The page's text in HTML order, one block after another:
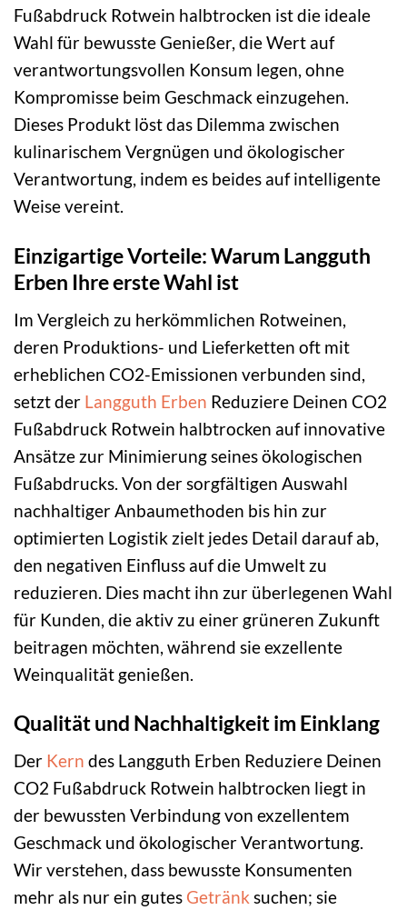
Fußabdruck Rotwein halbtrocken ist die ideale
Wahl für bewusste Genießer, die Wert auf
verantwortungsvollen Konsum legen, ohne
Kompromisse beim Geschmack einzugehen.
Dieses Produkt löst das Dilemma zwischen
kulinarischem Vergnügen und ökologischer
Verantwortung, indem es beides auf intelligente
Weise vereint.
Einzigartige Vorteile: Warum Langguth
Erben Ihre erste Wahl ist
Im Vergleich zu herkömmlichen Rotweinen,
deren Produktions- und Lieferketten oft mit
erheblichen CO2-Emissionen verbunden sind,
setzt der Langguth Erben Reduziere Deinen CO2
Fußabdruck Rotwein halbtrocken auf innovative
Ansätze zur Minimierung seines ökologischen
Fußabdrucks. Von der sorgfältigen Auswahl
nachhaltiger Anbaumethoden bis hin zur
optimierten Logistik zielt jedes Detail darauf ab,
den negativen Einfluss auf die Umwelt zu
reduzieren. Dies macht ihn zur überlegenen Wahl
für Kunden, die aktiv zu einer grüneren Zukunft
beitragen möchten, während sie exzellente
Weinqualität genießen.
Qualität und Nachhaltigkeit im Einklang
Der Kern des Langguth Erben Reduziere Deinen
CO2 Fußabdruck Rotwein halbtrocken liegt in
der bewussten Verbindung von exzellentem
Geschmack und ökologischer Verantwortung.
Wir verstehen, dass bewusste Konsumenten
mehr als nur ein gutes Getränk suchen; sie